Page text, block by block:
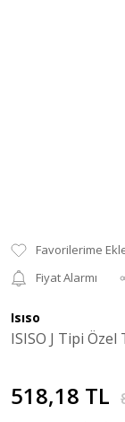
Fiyat Alarmı
Isıso
ISISO J Tipi
518,18 TL